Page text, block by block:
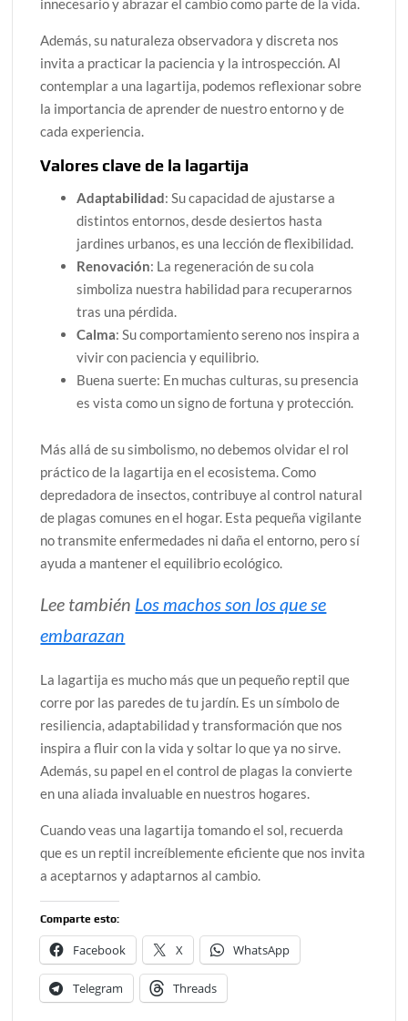
innecesario y abrazar el cambio como parte de la vida.
Además, su naturaleza observadora y discreta nos
invita a practicar la paciencia y la introspección. Al
contemplar a una lagartija, podemos reflexionar sobre
la importancia de aprender de nuestro entorno y de
cada experiencia.
Valores clave de la lagartija
Adaptabilidad: Su capacidad de ajustarse a
distintos entornos, desde desiertos hasta
jardines urbanos, es una lección de flexibilidad.
Renovación: La regeneración de su cola
simboliza nuestra habilidad para recuperarnos
tras una pérdida.
Calma: Su comportamiento sereno nos inspira a
vivir con paciencia y equilibrio.
Buena suerte: En muchas culturas, su presencia
es vista como un signo de fortuna y protección.
Más allá de su simbolismo, no debemos olvidar el rol
práctico de la lagartija en el ecosistema. Como
depredadora de insectos, contribuye al control natural
de plagas comunes en el hogar. Esta pequeña vigilante
no transmite enfermedades ni daña el entorno, pero sí
ayuda a mantener el equilibrio ecológico.
Lee también Los machos son los que se
embarazan
La lagartija es mucho más que un pequeño reptil que
corre por las paredes de tu jardín. Es un símbolo de
resiliencia, adaptabilidad y transformación que nos
inspira a fluir con la vida y soltar lo que ya no sirve.
Además, su papel en el control de plagas la convierte
en una aliada invaluable en nuestros hogares.
Cuando veas una lagartija tomando el sol, recuerda
que es un reptil increíblemente eficiente que nos invita
a aceptarnos y adaptarnos al cambio.
Comparte esto:
Facebook X WhatsApp
Telegram Threads